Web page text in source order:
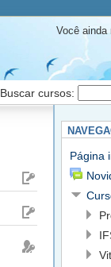
Você ainda
Buscar cursos:
Página